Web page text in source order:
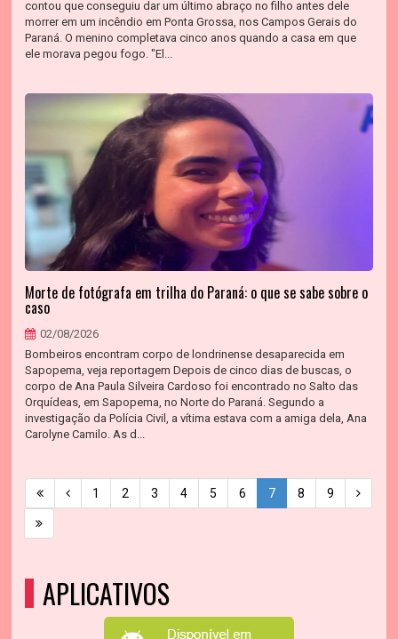
contou que conseguiu dar um último abraço no filho antes dele
morrer em um incêndio em Ponta Grossa, nos Campos Gerais do
Paraná. O menino completava cinco anos quando a casa em que
ele morava pegou fogo. "El...
Morte de fotógrafa em trilha do Paraná: o que se sabe sobre o
caso
02/08/2026
Bombeiros encontram corpo de londrinense desaparecida em
Sapopema, veja reportagem Depois de cinco dias de buscas, o
corpo de Ana Paula Silveira Cardoso foi encontrado no Salto das
Orquídeas, em Sapopema, no Norte do Paraná. Segundo a
investigação da Polícia Civil, a vítima estava com a amiga dela, Ana
Carolyne Camilo. As d...
1 2 3 4 5 6 7 8 9
APLICATIVOS